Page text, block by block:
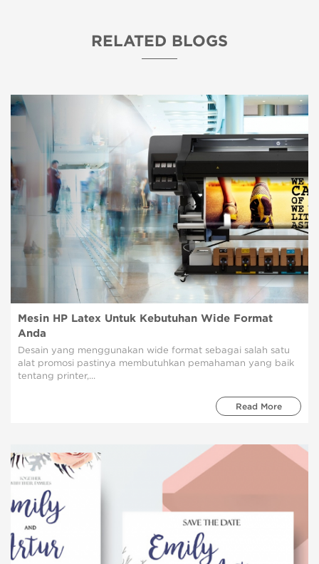
RELATED BLOGS
Mesin HP Latex Untuk Kebutuhan Wide Format
Anda
Desain yang menggunakan wide format sebagai salah satu
alat promosi pastinya membutuhkan pemahaman yang baik
tentang printer,...
Read More